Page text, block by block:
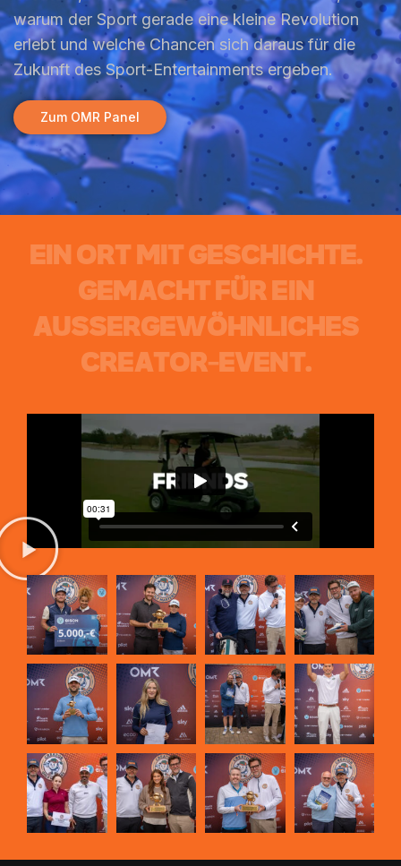
warum der Sport gerade eine kleine Revolution
erlebt und welche Chancen sich daraus für die
Zukunft des Sport-Entertainments ergeben.
Zum OMR Panel
EINORTMITGESCHICHTE.
GEMACHTFÜREIN
AUSSERGEWÖHNLICHES
CREATOR-EVENT.